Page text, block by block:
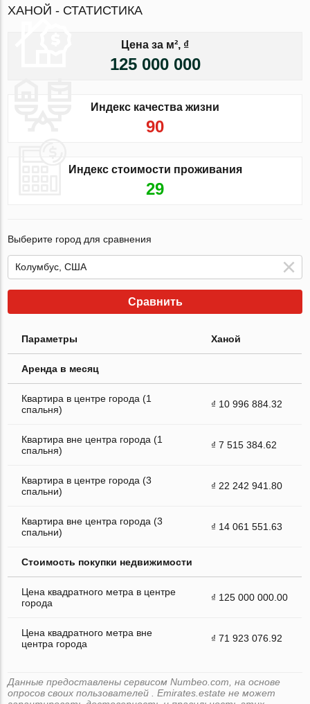
ХАНОЙ - СТАТИСТИКА
Цена за м², ₫
125 000 000
Индекс качества жизни
90
Индекс стоимости проживания
29
Выберите город для сравнения
Сравнить
Параметры Ханой
Аренда в месяц
Квартира в центре города (1
спальня)
₫ 10 996 884.32
Квартира вне центра города (1
спальня)
₫ 7 515 384.62
Квартира в центре города (3
спальни)
₫ 22 242 941.80
Квартира вне центра города (3
спальни)
₫ 14 061 551.63
Стоимость покупки недвижимости
Цена квадратного метра в центре
города
₫ 125 000 000.00
Цена квадратного метра вне
центра города
₫ 71 923 076.92
Данные предоставлены сервисом Numbeo.com, на основе
опросов своих пользователей . Emirates.estate не может